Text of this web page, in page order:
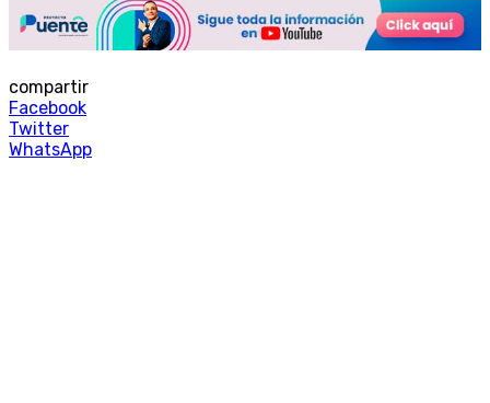
compartir
Facebook
Twitter
WhatsApp